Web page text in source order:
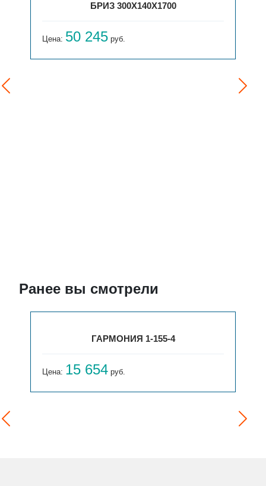
БРИЗ 300Х140Х1700
Цена: 50 245 руб.
Ранее вы смотрели
ГАРМОНИЯ 1-155-4
Цена: 15 654 руб.